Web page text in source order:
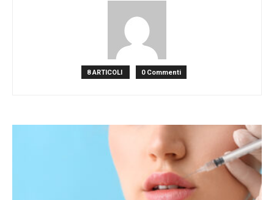
8 ARTICOLI 0 Commenti